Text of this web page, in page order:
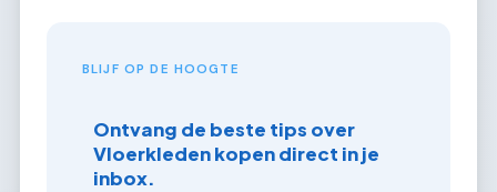
BLIJF OP DE HOOGTE
Ontvang de beste tips over
Vloerkleden kopen direct in je
inbox.